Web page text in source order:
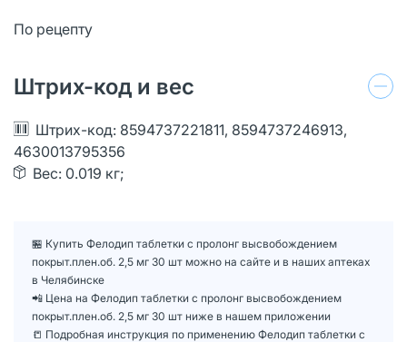
По рецепту
Штрих-код и вес
Штрих-код: 8594737221811, 8594737246913,
4630013795356
Вес: 0.019 кг;
🏪 Купить Фелодип таблетки с пролонг высвобождением
покрыт.плен.об. 2,5 мг 30 шт можно на сайте и в наших аптеках
в Челябинске
📲 Цена на Фелодип таблетки с пролонг высвобождением
покрыт.плен.об. 2,5 мг 30 шт ниже в нашем приложении
📒 Подробная инструкция по применению Фелодип таблетки с